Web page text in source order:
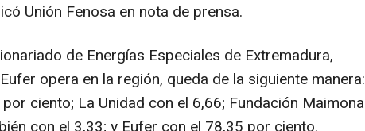
Unión Fenosa en nota de prensa.
de Energías Especiales de Extremadura,
opera en la región, queda de la siguiente manera:
ciento; La Unidad con el 6,66; Fundación Maimona